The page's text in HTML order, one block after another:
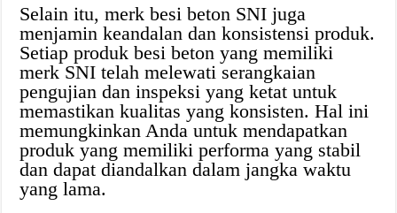
Selain itu, merk besi beton SNI juga
menjamin keandalan dan konsistensi produk.
Setiap produk besi beton yang memiliki
merk SNI telah melewati serangkaian
pengujian dan inspeksi yang ketat untuk
memastikan kualitas yang konsisten. Hal ini
memungkinkan Anda untuk mendapatkan
produk yang memiliki performa yang stabil
dan dapat diandalkan dalam jangka waktu
yang lama.